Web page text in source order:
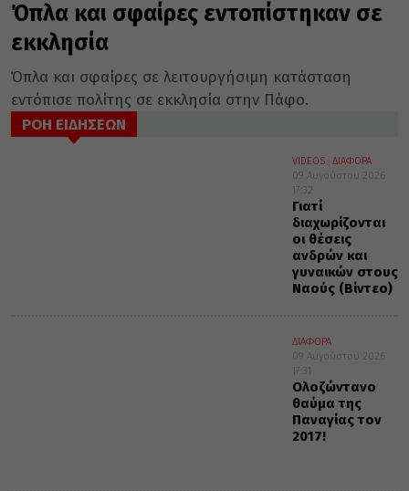
Όπλα και σφαίρες εντοπίστηκαν σε
εκκλησία
Όπλα και σφαίρες σε λειτουργήσιμη κατάσταση
εντόπισε πολίτης σε εκκλησία στην Πάφο.
ΡΟΗ ΕΙΔΗΣΕΩΝ
VIDEOS
ΔΙΑΦΟΡΑ
09 Αυγούστου 2026
17:32
Γιατί
διαχωρίζονται
οι θέσεις
ανδρών και
γυναικών στους
Ναούς (Βίντεο)
ΔΙΑΦΟΡΑ
09 Αυγούστου 2026
17:31
Ολοζώντανο
θαύμα της
Παναγίας τον
2017!